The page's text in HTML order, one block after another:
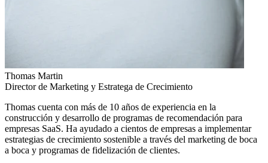
Thomas Martin
Director de Marketing y Estratega de Crecimiento
Thomas cuenta con más de 10 años de experiencia en la
construcción y desarrollo de programas de recomendación para
empresas SaaS. Ha ayudado a cientos de empresas a implementar
estrategias de crecimiento sostenible a través del marketing de boca
a boca y programas de fidelización de clientes.